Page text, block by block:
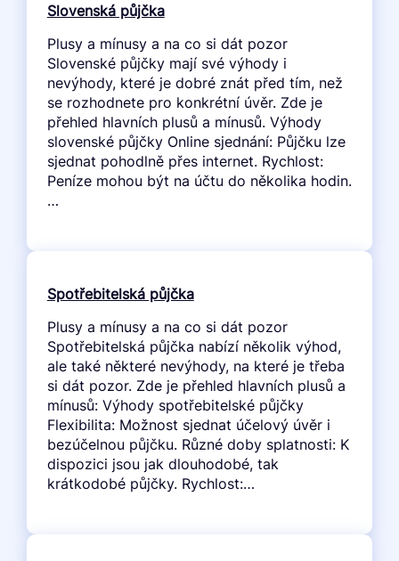
Slovenská půjčka
Plusy a mínusy a na co si dát pozor
Slovenské půjčky mají své výhody i
nevýhody, které je dobré znát před tím, než
se rozhodnete pro konkrétní úvěr. Zde je
přehled hlavních plusů a mínusů. Výhody
slovenské půjčky Online sjednání: Půjčku lze
sjednat pohodlně přes internet. Rychlost:
Peníze mohou být na účtu do několika hodin.
…
Spotřebitelská půjčka
Plusy a mínusy a na co si dát pozor
Spotřebitelská půjčka nabízí několik výhod,
ale také některé nevýhody, na které je třeba
si dát pozor. Zde je přehled hlavních plusů a
mínusů: Výhody spotřebitelské půjčky
Flexibilita: Možnost sjednat účelový úvěr i
bezúčelnou půjčku. Různé doby splatnosti: K
dispozici jsou jak dlouhodobé, tak
krátkodobé půjčky. Rychlost:…